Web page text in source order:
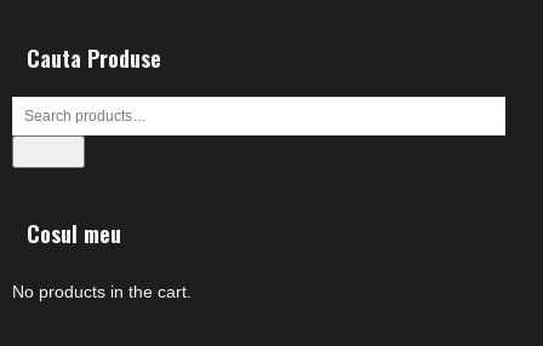
Cauta Produse
Cosul meu
No products in the cart.